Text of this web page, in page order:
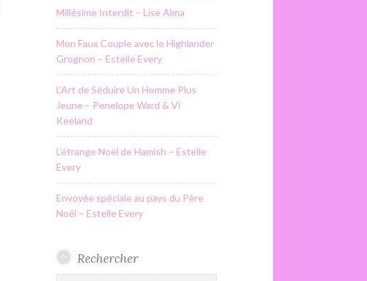
Millésime Interdit – Lise Alma
Mon Faux Couple avec le Highlander
Grognon – Estelle Every
L’Art de Séduire Un Homme Plus
Jeune – Penelope Ward & Vi
Keeland
L’étrange Noël de Hamish – Estelle
Every
Envoyée spéciale au pays du Père
Noël – Estelle Every
Rechercher